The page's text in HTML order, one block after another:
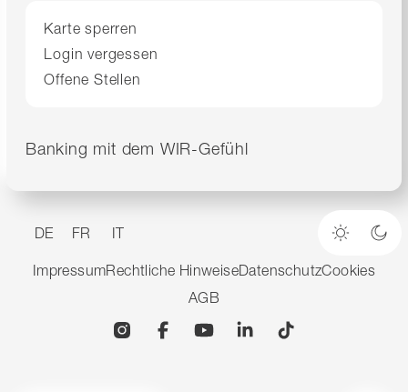
Karte sperren
Login vergessen
Offene Stellen
Banking mit dem WIR-Gefühl
DE FR IT
Heller
ImpressumRechtliche HinweiseDatenschutzCookies
AGB
InstagramFacebookYouTubeLinkedin